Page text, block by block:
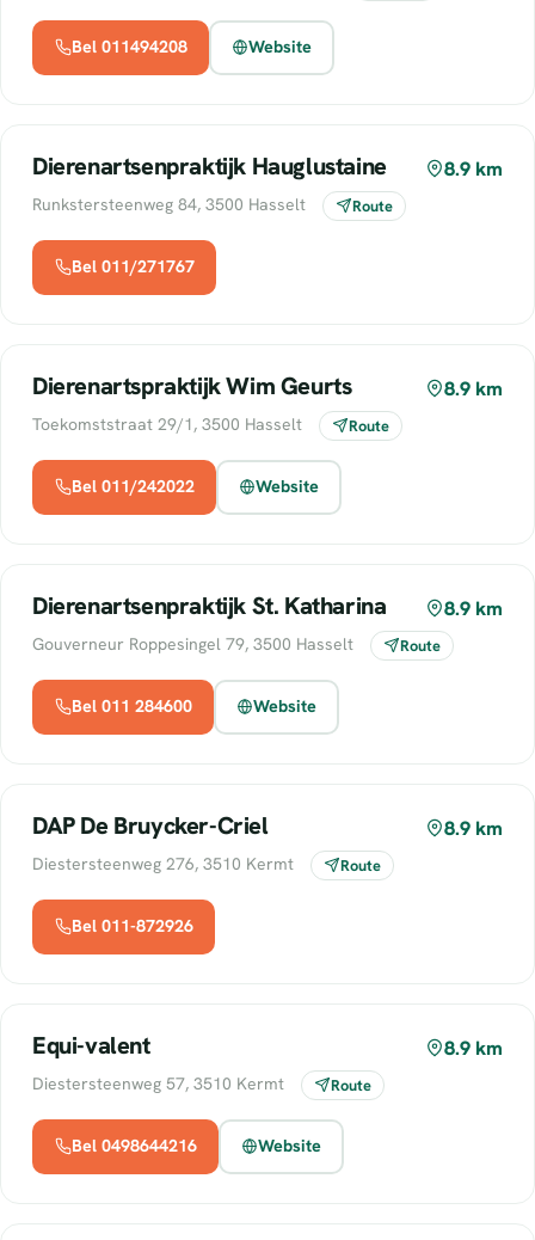
Bel 011494208 Website
Dierenartsenpraktijk Hauglustaine 8.9 km
Runkstersteenweg 84, 3500 Hasselt Route
Bel 011/271767
Dierenartspraktijk Wim Geurts 8.9 km
Toekomststraat 29/1, 3500 Hasselt Route
Bel 011/242022 Website
Dierenartsenpraktijk St. Katharina 8.9 km
Gouverneur Roppesingel 79, 3500 Hasselt Route
Bel 011 284600 Website
DAP De Bruycker-Criel 8.9 km
Diestersteenweg 276, 3510 Kermt Route
Bel 011-872926
Equi-valent 8.9 km
Diestersteenweg 57, 3510 Kermt Route
Bel 0498644216 Website